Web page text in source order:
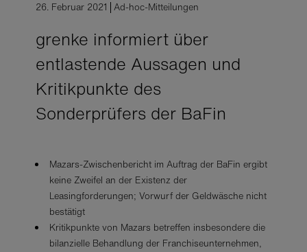
26. Februar 2021 Ad-hoc-Mitteilungen
grenke informiert über
entlastende Aussagen und
Kritikpunkte des
Sonderprüfers der BaFin
Mazars-Zwischenbericht im Auftrag der BaFin ergibt
keine Zweifel an der Existenz der
Leasingforderungen; Vorwurf der Geldwäsche nicht
bestätigt
Kritikpunkte von Mazars betreffen insbesondere die
bilanzielle Behandlung der Franchiseunternehmen,